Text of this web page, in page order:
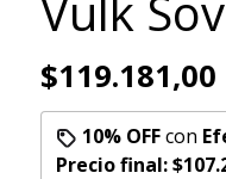
$119.181,00
10% OFFcon
Precio final: